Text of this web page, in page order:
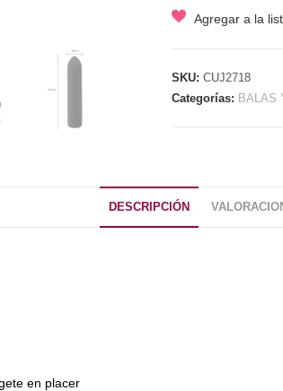
TIPO
USB
cantidad
Agregar a la
SKU: CUJ2718
Categorías: BALAS
DESCRIPCIÓN
en placer